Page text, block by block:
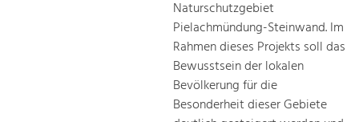
Naturschutzgebiet
Pielachmündung-Steinwand. Im
Rahmen dieses Projekts soll das
Bewusstsein der lokalen
Bevölkerung für die
Besonderheit dieser Gebiete